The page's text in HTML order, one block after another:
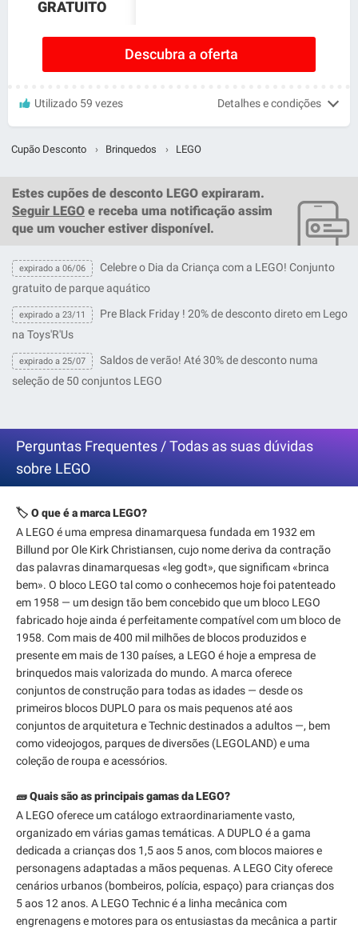
GRATUITO
Descubra a oferta
Utilizado 59 vezes Detalhes e condições
Cupão Desconto › Brinquedos › LEGO
Estes cupões de desconto LEGO expiraram.
Seguir LEGO e receba uma notificação assim
que um voucher estiver disponível.
expirado a 06/06
Celebre o Dia da Criança com a LEGO! Conjunto
gratuito de parque aquático
expirado a 23/11
Pre Black Friday ! 20% de desconto direto em Lego
na Toys'R'Us
expirado a 25/07
Saldos de verão! Até 30% de desconto numa
seleção de 50 conjuntos LEGO
Perguntas Frequentes / Todas as suas dúvidas
sobre LEGO
🏷️ O que é a marca LEGO?
A LEGO é uma empresa dinamarquesa fundada em 1932 em
Billund por Ole Kirk Christiansen, cujo nome deriva da contração
das palavras dinamarquesas «leg godt», que significam «brinca
bem». O bloco LEGO tal como o conhecemos hoje foi patenteado
em 1958 — um design tão bem concebido que um bloco LEGO
fabricado hoje ainda é perfeitamente compatível com um bloco de
1958. Com mais de 400 mil milhões de blocos produzidos e
presente em mais de 130 países, a LEGO é hoje a empresa de
brinquedos mais valorizada do mundo. A marca oferece
conjuntos de construção para todas as idades — desde os
primeiros blocos DUPLO para os mais pequenos até aos
conjuntos de arquitetura e Technic destinados a adultos —, bem
como videojogos, parques de diversões (LEGOLAND) e uma
coleção de roupa e acessórios.
🧱 Quais são as principais gamas da LEGO?
A LEGO oferece um catálogo extraordinariamente vasto,
organizado em várias gamas temáticas. A DUPLO é a gama
dedicada a crianças dos 1,5 aos 5 anos, com blocos maiores e
personagens adaptadas a mãos pequenas. A LEGO City oferece
cenários urbanos (bombeiros, polícia, espaço) para crianças dos
5 aos 12 anos. A LEGO Technic é a linha mecânica com
engrenagens e motores para os entusiastas da mecânica a partir